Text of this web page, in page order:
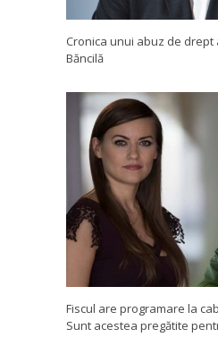
Cronica unui abuz de
Băncilă
Fiscul are programare la
Sunt acestea pregătite